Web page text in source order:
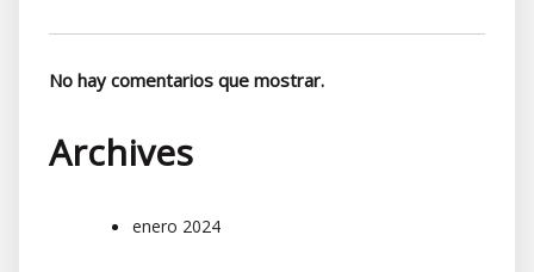
No hay comentarios que mostrar.
Archives
enero 2024